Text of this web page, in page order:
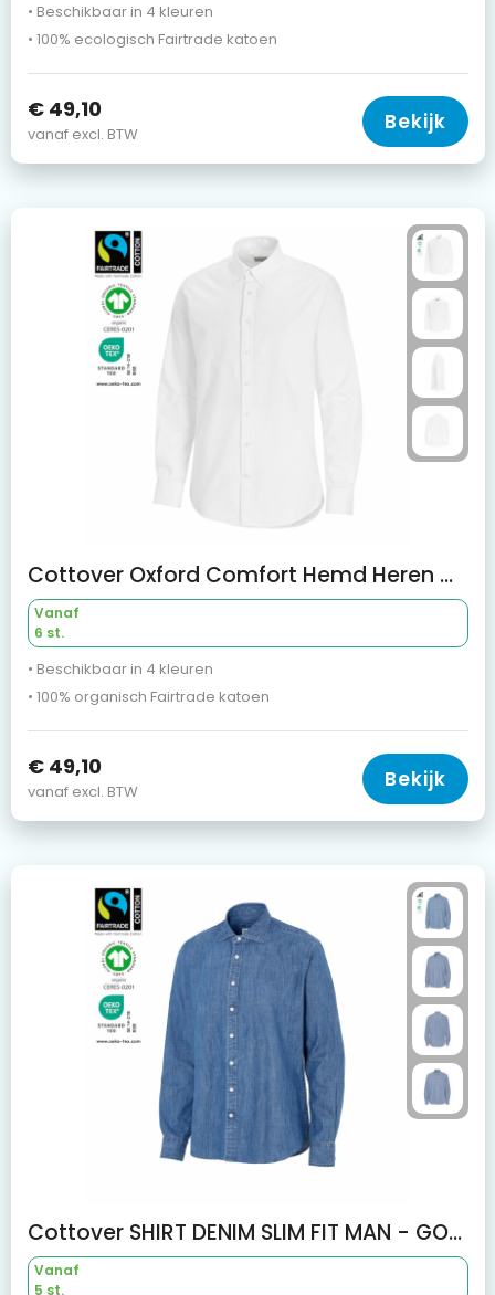
• Beschikbaar in 4 kleuren
• 100% ecologisch Fairtrade katoen
€ 49,10
vanaf excl. BTW Bekijk
Cottover Oxford Comfort Hemd Heren Gots gecertificeerd
Vanaf
6 st.
• Beschikbaar in 4 kleuren
• 100% organisch Fairtrade katoen
€ 49,10
vanaf excl. BTW Bekijk
Cottover SHIRT DENIM SLIM FIT MAN - GOTS GECERTIFICEERD
Vanaf
5 st.